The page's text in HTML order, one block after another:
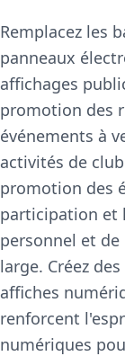
Remplacez les
panneaux
affichages
promotion des
événements à
activités de
promotion des
participation et
personnel et
large. Créez
affiches
renforcent
numériques